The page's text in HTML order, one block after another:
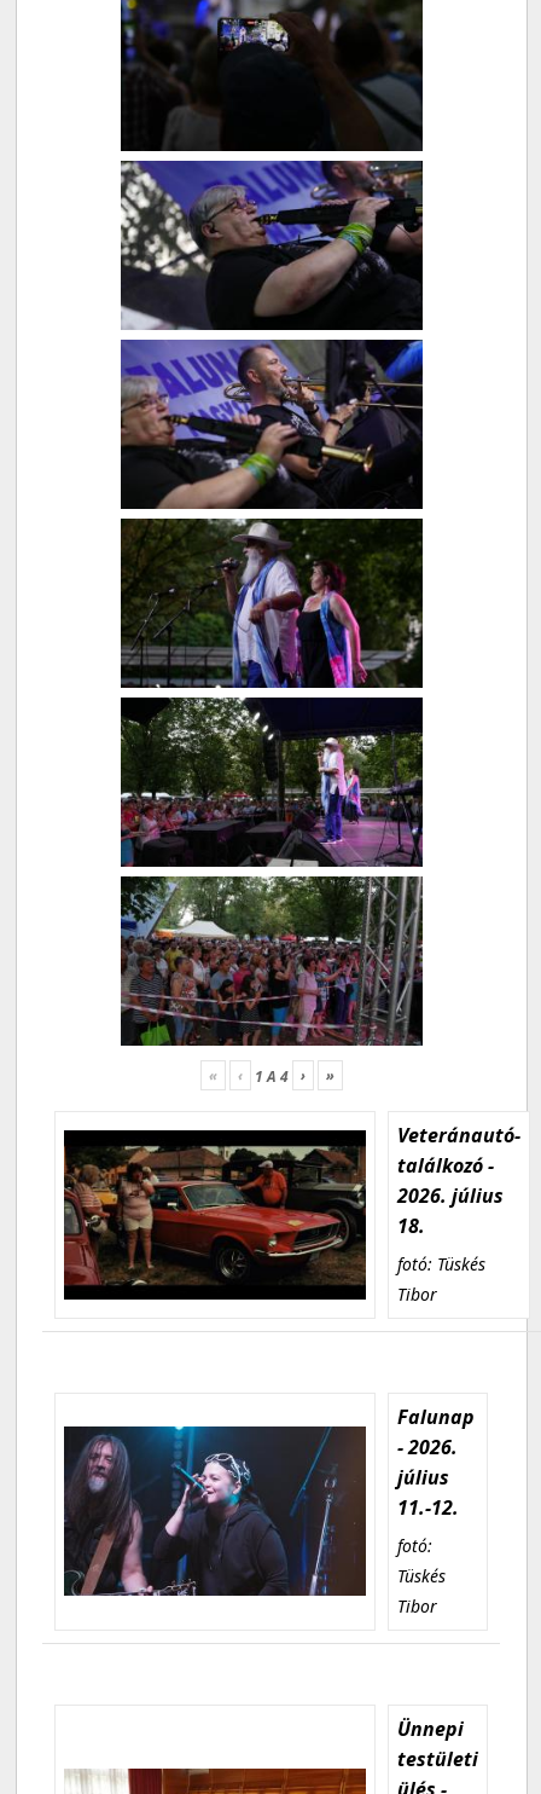
« ‹ 1A 4 › »
Veteránautó-
találkozó -
2026. július
18.
fotó: Tüskés
Tibor
Falunap
- 2026.
július
11.-12.
fotó:
Tüskés
Tibor
Ünnepi
testületi